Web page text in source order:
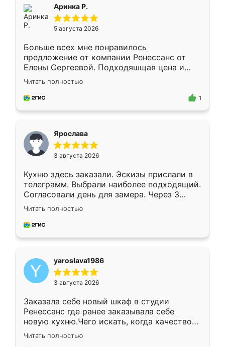
Аринка Р.
5 августа 2026
Больше всех мне понравилось
предложение от компании Ренессанс от
Елены Сергеевой. Подходяшщая цена и
короткие сроки изготовления. Приехавший
для замера сотрудник Владислав
предложил по моему эскизу самый
Читать полностью
1
Ярослава
3 августа 2026
Кухню здесь заказали. Эскизы прислали в
телеграмм. Выбрали наиболее подходящий.
Согласовали день для замера. Через 3
недели кухня была уже готова. Остались
довольны работой. Спасибо Ренессанс
мебель за качественную работу!
Читать полностью
yaroslava1986
3 августа 2026
Заказала себе новый шкаф в студии
Ренессанс где ранее заказывала себе
новую кухню.Чего искать, когда качеством
вполне довольна. Служит кухня уже почти
два года, нареканий нет.
Читать полностью